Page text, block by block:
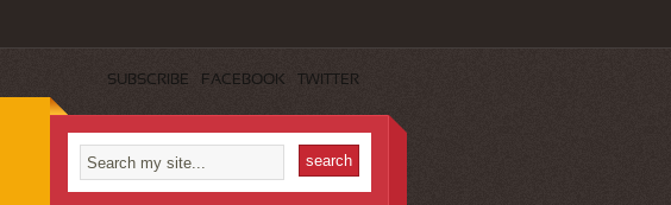
SUBSCRIBE FACEBOOK TWITTER